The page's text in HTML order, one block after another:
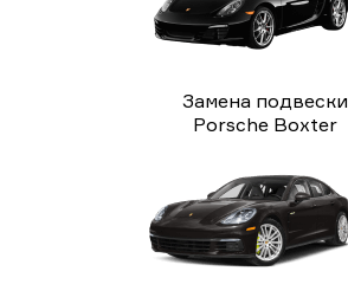
Замена подвески
Porsche Boxter